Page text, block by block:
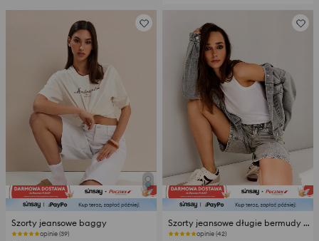
Szorty jeansowe baggy
opinie (39)
Szorty jeansowe długie bermudy z dżetami
opinie (42)